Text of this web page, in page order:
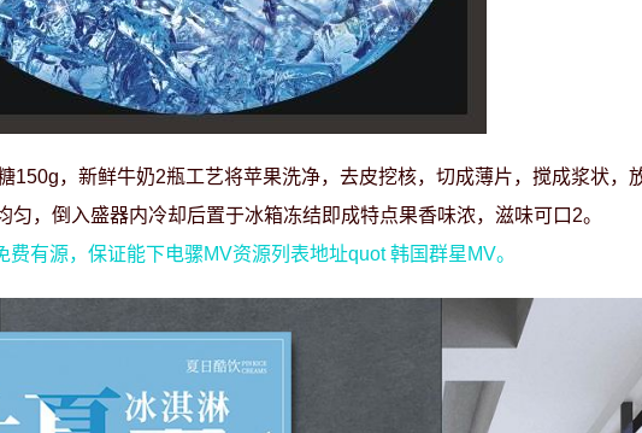
150g，新鲜牛奶2瓶工艺将苹果洗净，去皮挖核，切成薄片，搅成浆状，
，倒入盛器内冷却后置于冰箱冻结即成特点果香味浓，滋味可口2。
有源，保证能下电骡MV资源列表地址quot 韩国群星MV。